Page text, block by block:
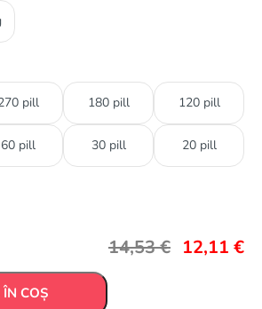
pill 180 pill 120 pill
60 pill 30 pill 20 pill
14,53€ 12,11 €
COȘ